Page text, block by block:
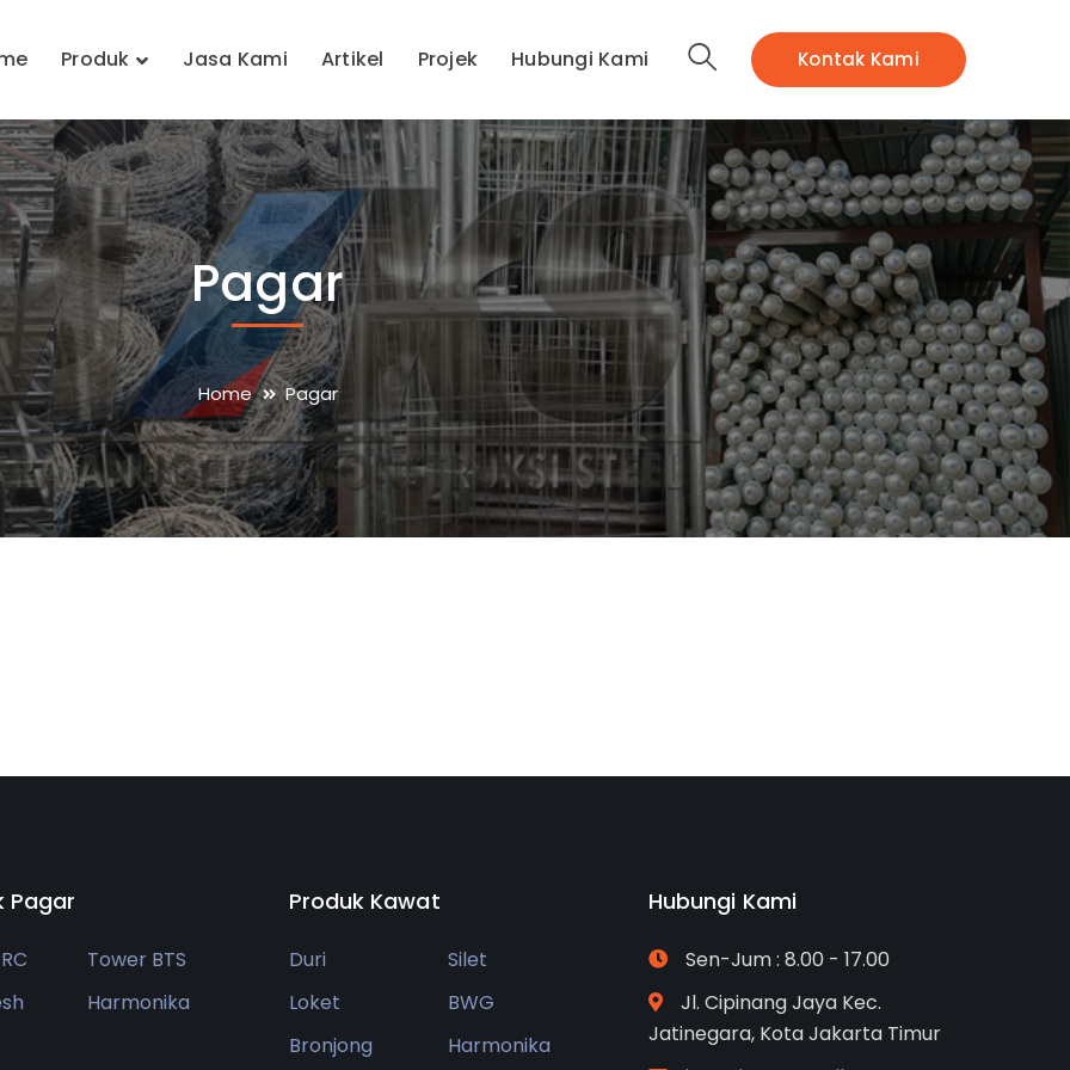
Kontak Kami
Produk Jasa Kami Artikel Projek Hubungi Kami
Pagar
Home Pagar
Pagar
Tower BTS
Harmonika
Produk Kawat
Duri
Silet
Loket
BWG
Bronjong
Harmonika
Hubungi Kami
Sen-Jum : 8.00 - 17.00
Jl. Cipinang Jaya Kec.
Jatinegara, Kota Jakarta Timur